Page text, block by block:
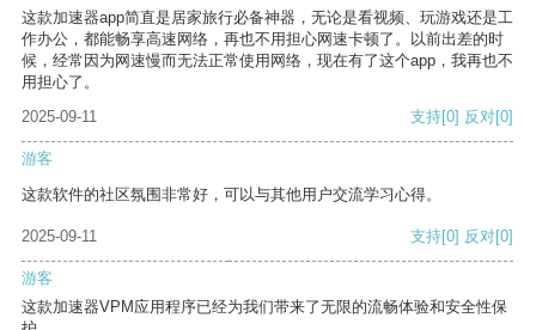
这款加速器app简直是居家旅行必备神器，无论是看视频、玩游戏还是工
作办公，都能畅享高速网络，再也不用担心网速卡顿了。以前出差的时
候，经常因为网速慢而无法正常使用网络，现在有了这个app，我再也不
用担心了。
2025-09-11
支持[0] 反对[0]
游客
这款软件的社区氛围非常好，可以与其他用户交流学习心得。
2025-09-11 支持[0] 反对[0]
游客
这款加速器VPM应用程序已经为我们带来了无限的流畅体验和安全性保